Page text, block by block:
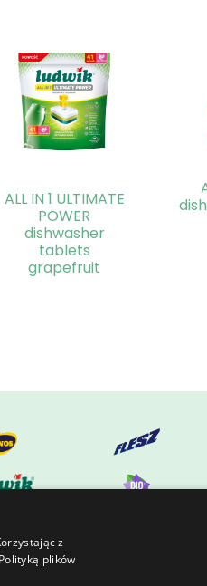
ALL IN 1 ULTIMATE
POWER
dishwasher
tablets
grapefruit
z
plików